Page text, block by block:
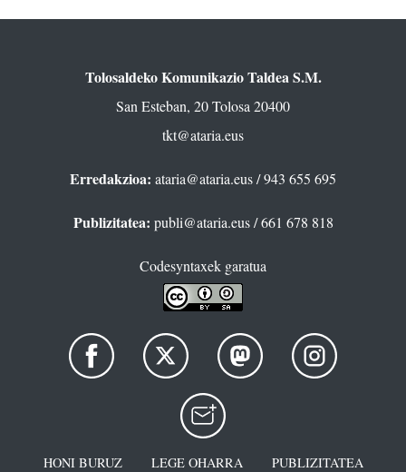
Tolosaldeko Komunikazio Taldea S.M.
San Esteban, 20 Tolosa 20400
tkt@ataria.eus
Erredakzioa: ataria@ataria.eus/ 943 655 695
Publizitatea: publi@ataria.eus/ 661 678 818
Codesyntaxek garatua
HONI BURUZ LEGE OHARRA
PUBLIZITATEA